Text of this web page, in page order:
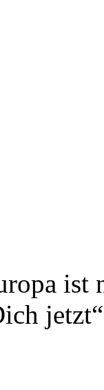
ist
jetzt“